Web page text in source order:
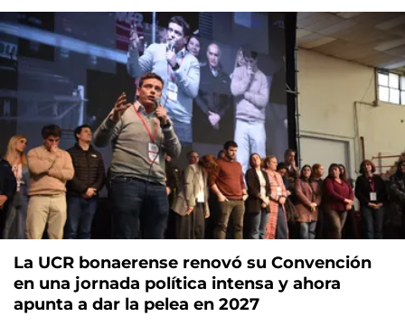
La UCR bonaerense renovó su Convención
en una jornada política intensa y ahora
apunta a dar la pelea en 2027